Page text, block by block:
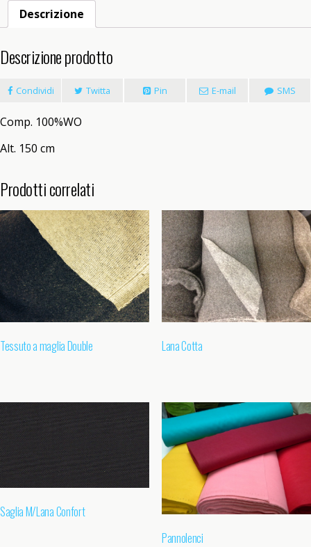
Descrizione
Descrizione prodotto
Condividi Twitta Pin E-mail SMS
Comp. 100%WO
Alt. 150 cm
Prodotti correlati
Tessuto a maglia Double Lana Cotta
Saglia M/Lana Confort
Pannolenci